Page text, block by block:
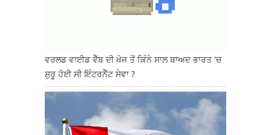
ਵਰਲਡ ਵਾਈਡ ਵੈੱਬ ਦੀ ਖੋਜ ਤੋਂ ਕਿੰਨੇ ਸਾਲ ਬਾਅਦ ਭਾਰਤ 'ਚ
ਸ਼ੁਰੂ ਹੋਈ ਸੀ ਇੰਟਰਨੈੱਟ ਸੇਵਾ ?